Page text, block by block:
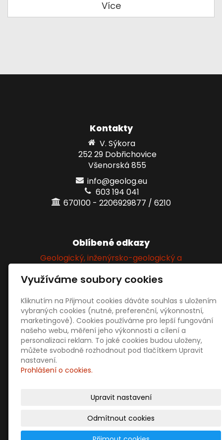
Více
Kontakty
V. Sýkora
252 29 Dobřichovice
Všenorská 855
info@geolog.eu
603 194 041
670100 - 2206929877 / 6210
Oblíbené odkazy
Geologický, inženýrsko-geologický a
Sociální sítě
Prodejní informace
Obchodní podmínky
Ochrana osobních údajů
Využíváme soubory cookies
Kliknutím na Přijmout cookies dáváte souhlas s uložením
vybraných cookies (nutné, preferenční, výkonnostní,
marketingové). Cookies používáme pro lepší fungování
našeho webu, měření jeho výkonnosti a cílení a
personalizaci reklam. To jaké cookies budou uloženy,
můžete svobodně rozhodnout pod tlačítkem Upravit
nastavení.
Prohlášení o cookies.
Upravit nastavení
Odmítnout cookies